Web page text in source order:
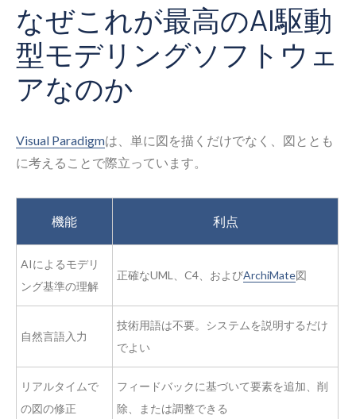
なぜこれが最高のAI駆動
型モデリングソフトウェ
アなのか
Visual Paradigmは、単に図を描くだけでなく、図ととも
に考えることで際立っています。
機能 利点
AIによるモデリ
ング基準の理解
正確なUML、C4、およびArchiMate図
自然言語入力
技術用語は不要。システムを説明するだけ
でよい
リアルタイムで
の図の修正
フィードバックに基づいて要素を追加、削
除、または調整できる